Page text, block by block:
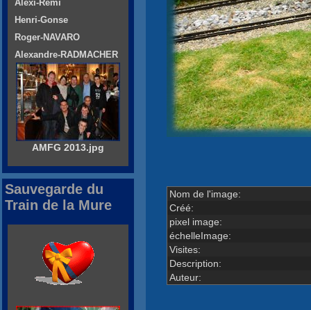
Nom de l'image:
Créé:
pixel image:
échelleImage:
Visites:
Description:
Auteur:
Alexi-Remi
Henri-Gonse
Roger-NAVARO
Alexandre-RADMACHER
AMFG 2013.jpg
Sauvegarde du
Train de la Mure